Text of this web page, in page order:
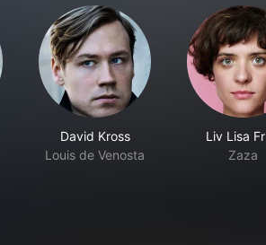
David Kross
Louis de Venosta
Liv Lisa
Zaza